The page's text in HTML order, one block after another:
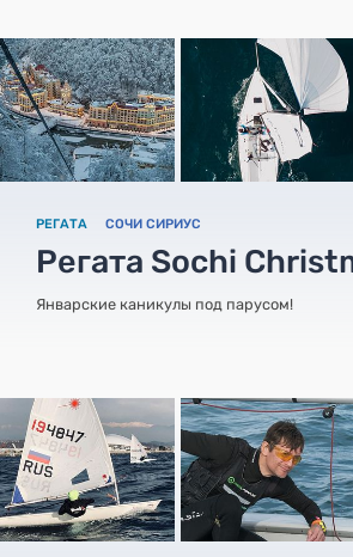
РЕГАТА СОЧИ СИРИУС
Регата Sochi
Январские каникулы под парусом!